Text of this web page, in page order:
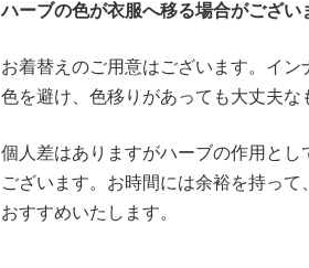
ハーブの色が衣服へ移る場合がござい
お着替えのご用意はございます。イ
色を避け、色移りがあっても大丈夫な
個人差はありますがハーブの作用と
ございます。お時間には余裕を持っ
おすすめいたします。